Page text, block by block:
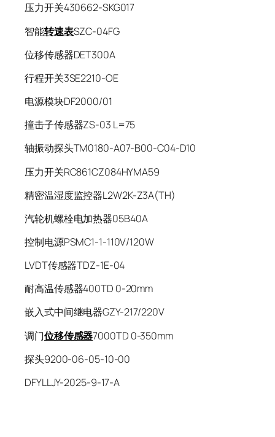
压力开关430662-SKG017
智能转速表SZC-04FG
位移传感器DET300A
行程开关3SE2210-OE
电源模块DF2000/01
撞击子传感器ZS-03 L=75
轴振动探头TM0180-A07-B00-C04-D10
压力开关RC861CZ084HYMA59
精密温湿度监控器L2W2K-Z3A(TH)
汽轮机螺栓电加热器05B40A
控制电源PSMC1-1-110V/120W
LVDT传感器TDZ-1E-04
耐高温传感器400TD 0-20mm
嵌入式中间继电器GZY-217/220V
调门位移传感器7000TD 0-350mm
探头9200-06-05-10-00
DFYLLJY-2025-9-17-A